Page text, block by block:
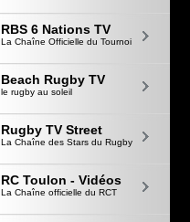
RBS 6 Nations TV
La Chaîne Officielle du Tournoi
Beach Rugby TV
le rugby au soleil
Rugby TV Street
La Chaîne des Stars du Rugby
RC Toulon - Vidéos
La Chaîne officielle du RCT